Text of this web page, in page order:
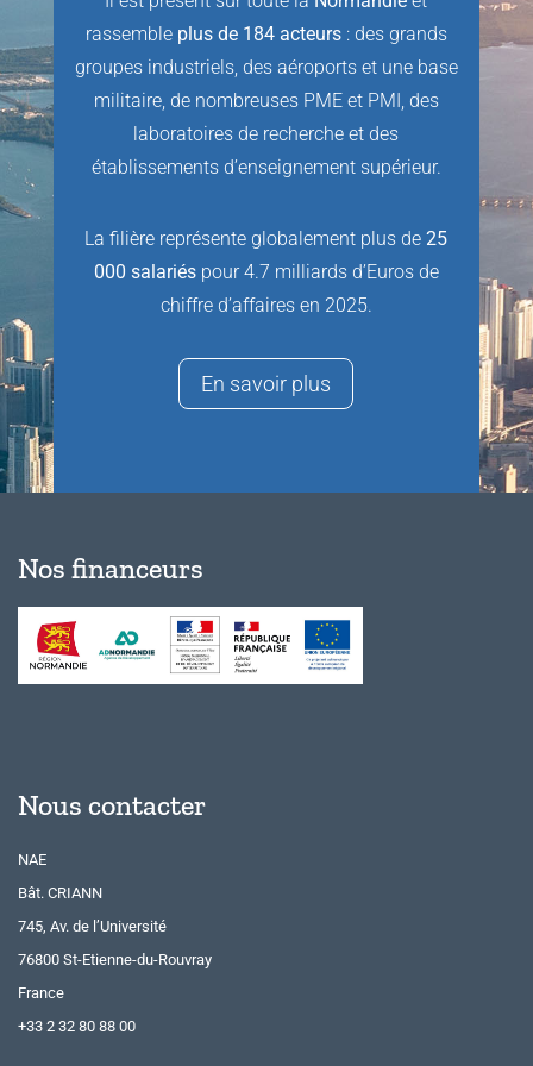
rassemble plus de 184 acteurs: des grands
groupes industriels, des aéroports et une base
militaire, de nombreuses PME et PMI, des
laboratoires de recherche et des
établissements d’enseignement supérieur.
La filière représente globalement plus de25
000 salariéspour 4.7 milliards d’Euros de
chiffre d’affaires en 2025.
En savoir plus
Nos financeurs
Nous contacter
NAE
Bât. CRIANN
745, Av. de l’Université
76800 St-Etienne-du-Rouvray
France
+33 2 32 80 88 00